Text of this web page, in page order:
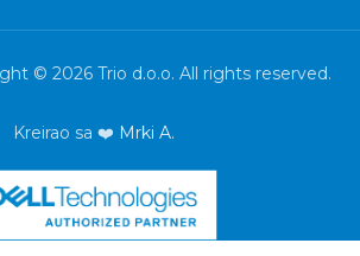
© 2026 Trio d.o.o. All rights reserved.
Kreirao sa ❤️ Mrki A.